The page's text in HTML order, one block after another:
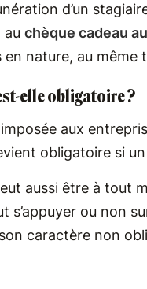
d’un
chèque cadeau
nature, au même
elle obligatoire ?
imposée aux
obligatoire si
aussi être à tout
s’appuyer ou non
caractère non